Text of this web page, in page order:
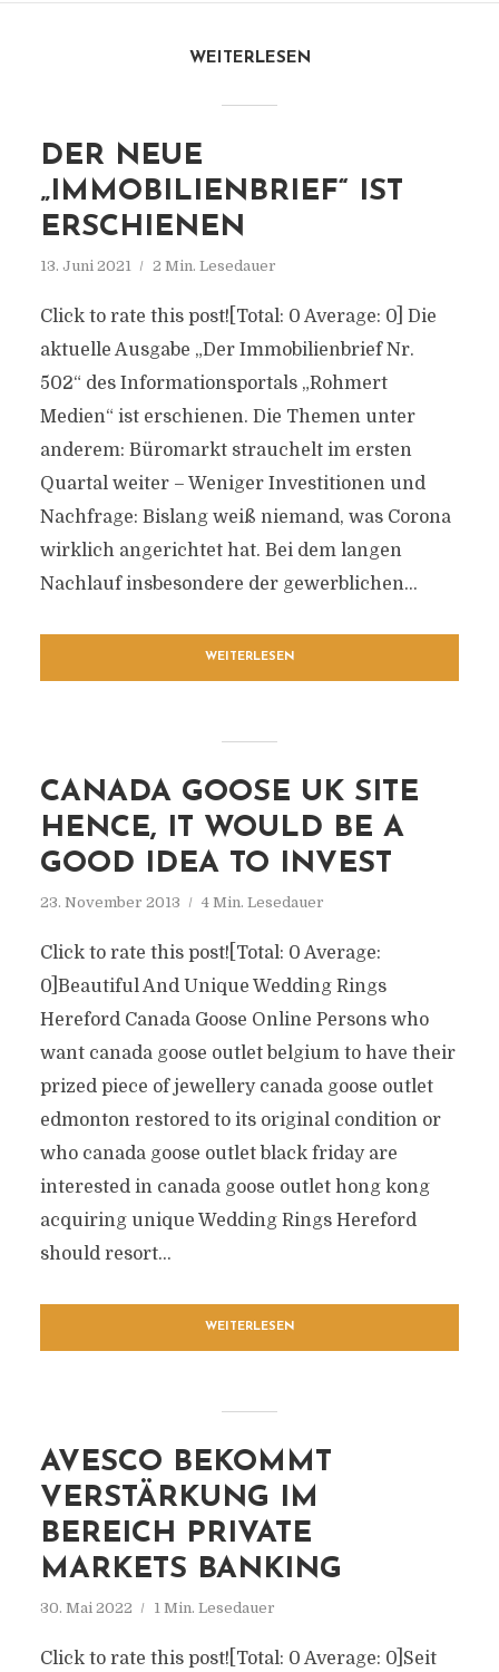
WEITERLESEN
DER NEUE
„IMMOBILIENBRIEF“ IST
ERSCHIENEN
13. Juni 2021 2 Min. Lesedauer
Click to rate this post![Total: 0 Average: 0] Die
aktuelle Ausgabe „Der Immobilienbrief Nr.
502“ des Informationsportals „Rohmert
Medien“ ist erschienen. Die Themen unter
anderem: Büromarkt strauchelt im ersten
Quartal weiter – Weniger Investitionen und
Nachfrage: Bislang weiß niemand, was Corona
wirklich angerichtet hat. Bei dem langen
Nachlauf insbesondere der gewerblichen...
WEITERLESEN
CANADA GOOSE UK SITE
HENCE, IT WOULD BE A
GOOD IDEA TO INVEST
23. November 2013 4 Min. Lesedauer
Click to rate this post![Total: 0 Average:
0]Beautiful And Unique Wedding Rings
Hereford Canada Goose Online Persons who
want canada goose outlet belgium to have their
prized piece of jewellery canada goose outlet
edmonton restored to its original condition or
who canada goose outlet black friday are
interested in canada goose outlet hong kong
acquiring unique Wedding Rings Hereford
should resort...
WEITERLESEN
AVESCO BEKOMMT
VERSTÄRKUNG IM
BEREICH PRIVATE
MARKETS BANKING
30. Mai 2022 1 Min. Lesedauer
Click to rate this post![Total: 0 Average: 0]Seit